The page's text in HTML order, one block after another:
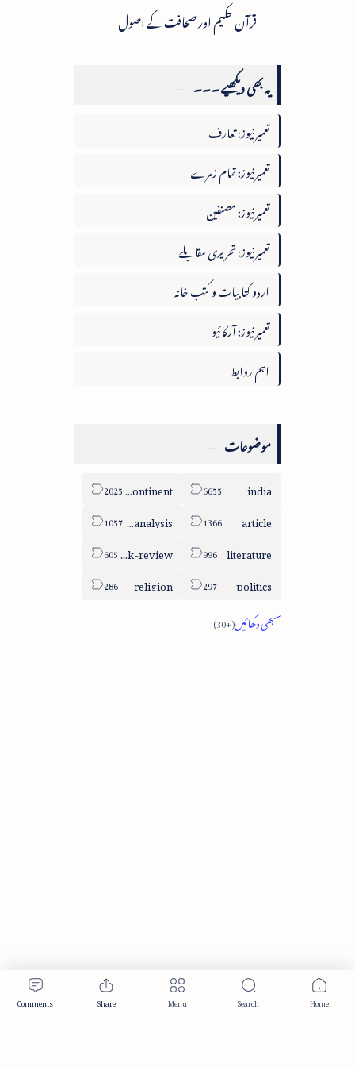
قرآن حکیم اور صحافت کے اصول
یہ بھی دیکھیے ۔۔۔
تعمیرنیوز: تعارف
تعمیرنیوز: تمام زمرے
تعمیرنیوز: مصنفین
تعمیرنیوز: تحریری مقابلے
اردو کتابیات و کتب خانہ
تعمیرنیوز: آرکائیو
اہم روابط
موضوعات
india
sub-continent
article
column-analysis
literature
book-review
politics
religion